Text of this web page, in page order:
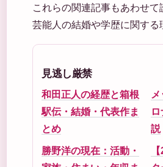
これらの関連記事もあわせて
芸能人の結婚や学歴に関する
見逃し厳禁
和田正人の経歴と箱根
駅伝・結婚・代表作ま
とめ
説
勝野洋の現在：活動・